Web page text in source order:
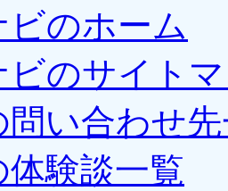
ビのホーム
ビのサイト
問い合わせ
体験談一覧